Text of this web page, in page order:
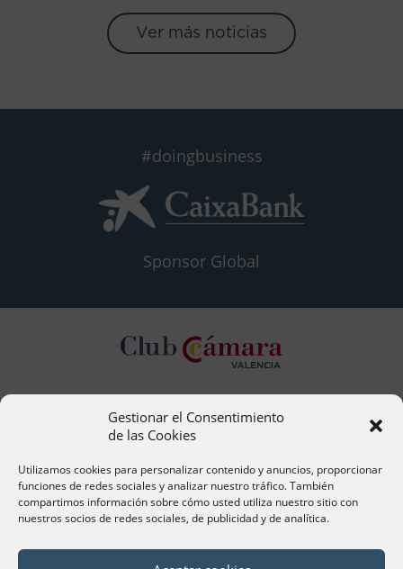
Gestionar el Consentimiento
de las Cookies
Utilizamos cookies para personalizar contenido y anuncios, proporcionar
funciones de redes sociales y analizar nuestro tráfico. También
compartimos información sobre cómo usted utiliza nuestro sitio con
nuestros socios de redes sociales, de publicidad y de analítica.
Ver más noticias
#doingbusiness
Sponsor Global
Contacto
acervera@camaravalencia.com
961 366 212
Síguenos